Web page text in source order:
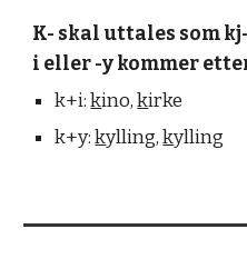
K- skal uttales som
i eller -y kommer
k+i:kino,kirke
k+y:kylling,kylling